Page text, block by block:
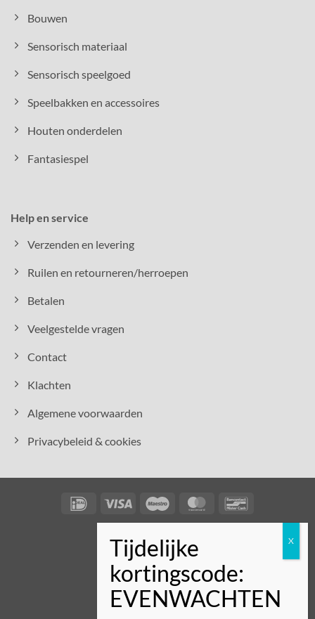
Bouwen
Sensorisch materiaal
Sensorisch speelgoed
Speelbakken en accessoires
Houten onderdelen
Fantasiespel
Help en service
Verzenden en levering
Ruilen en retourneren/herroepen
Betalen
Veelgestelde vragen
Contact
Klachten
Algemene voorwaarden
Privacybeleid & cookies
IDeal Visa Maestro MasterCard